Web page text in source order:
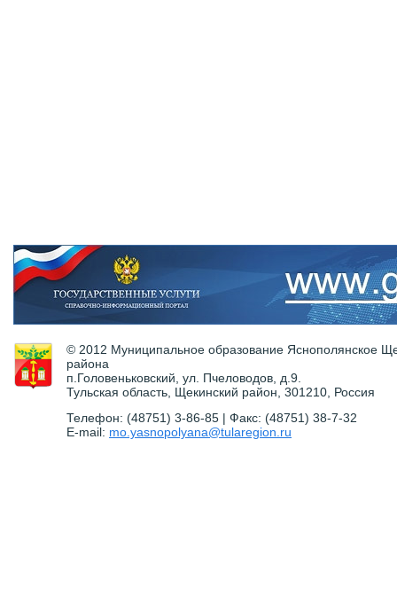
© 2012 Муниципальное образование Яснополянское
района
п.Головеньковский, ул. Пчеловодов, д.9.
Тульская область, Щекинский район, 301210, Россия
Телефон: (48751) 3-86-85 | Факс: (48751) 38-7-32
E-mail: mo.yasnopolyana@tularegion.ru